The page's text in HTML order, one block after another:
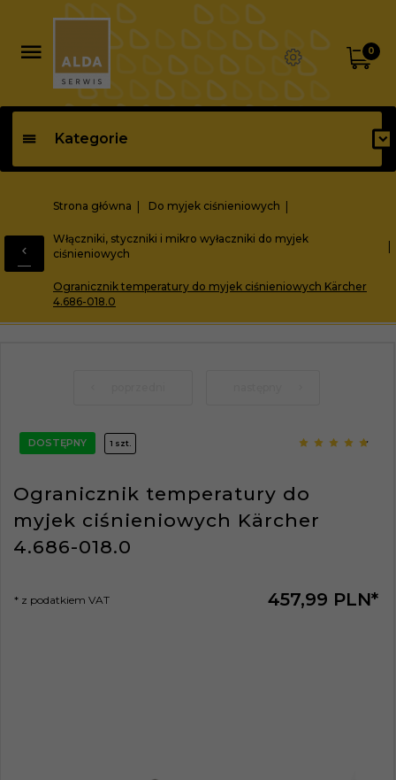
0
Kategorie
Strona główna Do myjek ciśnieniowych
Włączniki, styczniki i mikro wyłaczniki do myjek
ciśnieniowych
Ogranicznik temperatury do myjek ciśnieniowych Kärcher
4.686-018.0
DOSTĘPNY 1 szt.
Ogranicznik temperatury do
myjek ciśnieniowych Kärcher
4.686-018.0
457,99 PLN*
* z podatkiem VAT